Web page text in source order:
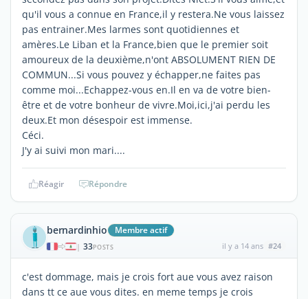
qu'il vous a connue en France,il y restera.Ne vous laissez
pas entrainer.Mes larmes sont quotidiennes et
amères.Le Liban et la France,bien que le premier soit
amoureux de la deuxième,n'ont ABSOLUMENT RIEN DE
COMMUN...Si vous pouvez y échapper,ne faites pas
comme moi...Echappez-vous en.Il en va de votre bien-
être et de votre bonheur de vivre.Moi,ici,j'ai perdu les
deux.Et mon désespoir est immense.
Céci.
J'y ai suivi mon mari....
Réagir Répondre
bernardinhio Membre actif
| 33POSTS il y a 14 ans #24
c'est dommage, mais je crois fort aue vous avez raison
dans tt ce aue vous dites. en meme temps je crois